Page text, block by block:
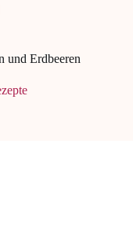
und Erdbeeren